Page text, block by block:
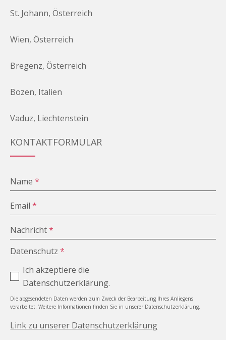
St. Johann, Österreich
Wien, Österreich
Bregenz, Österreich
Bozen, Italien
Vaduz, Liechtenstein
KONTAKTFORMULAR
Name*
Email*
Nachricht*
Datenschutz*
Ich akzeptiere die
Datenschutzerklärung.
Die abgesendeten Daten werden zum Zweck der Bearbeitung Ihres Anliegens
verarbeitet. Weitere Informationen finden Sie in unserer Datenschutzerklärung.
Link zu unserer Datenschutzerklärung